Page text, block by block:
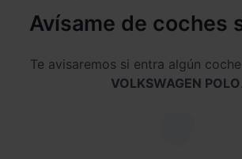
Avísame de coches
Te avisaremos si entra algún
VOLKSWAGEN POLO.